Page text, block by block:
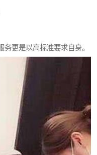
更是以高标准要求自身。